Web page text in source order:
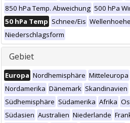
850 hPa Temp. Abweichung 500 hPa
50 hPa Temp Schnee/Eis Wellenhoehe
Niederschlagsform
Gebiet
Europa Nordhemisphäre Mitteleuropa
Nordamerika Dänemark Skandinavien
Südhemisphäre Südamerika Afrika
Südasien Australien Niederlande